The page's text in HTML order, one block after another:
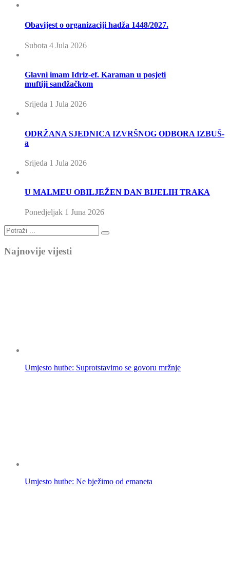
Obavijest o organizaciji hadža 1448/2027.
Subota 4 Jula 2026
Glavni imam Idriz-ef. Karaman u posjeti
muftiji sandžačkom
Srijeda 1 Jula 2026
ODRŽANA SJEDNICA IZVRŠNOG ODBORA IZBUŠ-
a
Srijeda 1 Jula 2026
U MALMEU OBILJEŽEN DAN BIJELIH TRAKA
Ponedjeljak 1 Juna 2026
Najnovije vijesti
Umjesto hutbe: Suprotstavimo se govoru mržnje
Umjesto hutbe: Ne bježimo od emaneta